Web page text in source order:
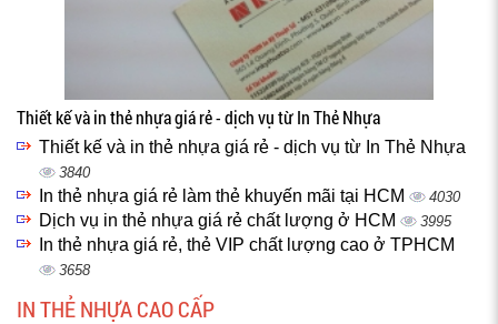
Thiết kế và in thẻ nhựa giá rẻ - dịch vụ từ In Thẻ Nhựa
Thiết kế và in thẻ nhựa giá rẻ - dịch vụ từ In Thẻ Nhựa
3840
In thẻ nhựa giá rẻ làm thẻ khuyến mãi tại HCM 4030
Dịch vụ in thẻ nhựa giá rẻ chất lượng ở HCM 3995
In thẻ nhựa giá rẻ, thẻ VIP chất lượng cao ở TPHCM
3658
IN THẺ NHỰA CAO CẤP